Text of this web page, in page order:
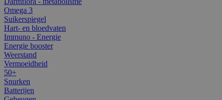
Omega 3
Suikerspiegel
Hart- en bloedvaten
Immuno - Energie
Energie booster
Weerstand
Vermoeidheid
50+
Snurken
Batterijen